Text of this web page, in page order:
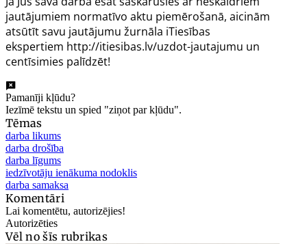
jautājumiem normatīvo aktu piemērošanā, aicinām
atsūtīt savu jautājumu žurnāla iTiesības
ekspertiem http://itiesibas.lv/uzdot-jautajumu un
centīsimies palīdzēt!
Pamanīji kļūdu?
Iezīmē tekstu un spied "ziņot par kļūdu".
Tēmas
darba likums
darba drošība
darba līgums
iedzīvotāju ienākuma nodoklis
darba samaksa
Komentāri
Lai komentētu, autorizējies!
Autorizēties
Vēl no šīs rubrikas